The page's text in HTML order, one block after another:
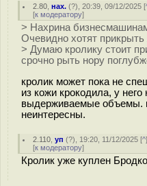
2.80 ,нах. (?), 20:39, 09/12/2025 [
[к модератору]
> Нахрина
Очевидно хотят прикрыть
> Думаю кролику стоит
срочно рыть нору
кролик может пока не
из кожи крокодила, у
выдерживаемые объемы.
неинтересны.
2.110 ,уп (?), 19:20, 11/12/2025 [^
[к модератору]
Кролик уже куплен